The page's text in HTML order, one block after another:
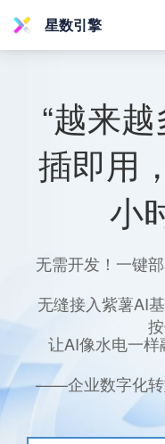
星数引擎
“越来
插即用
小
无需开发！一键
无缝接入紫薯AI
让AI像水电一样
——企业数字化转